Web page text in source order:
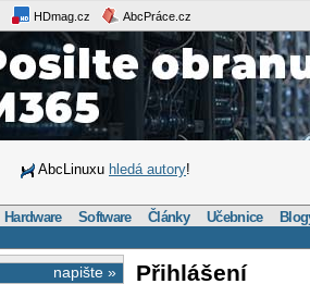
HDmag.cz AbcPráce.cz
AbcLinuxu hledá autory!
Hardware Software Články Učebnice
napište » Přihlášení